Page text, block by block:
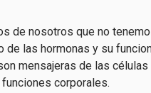
de nosotros que no
de las hormonas y su
mensajeras de las
corporales.